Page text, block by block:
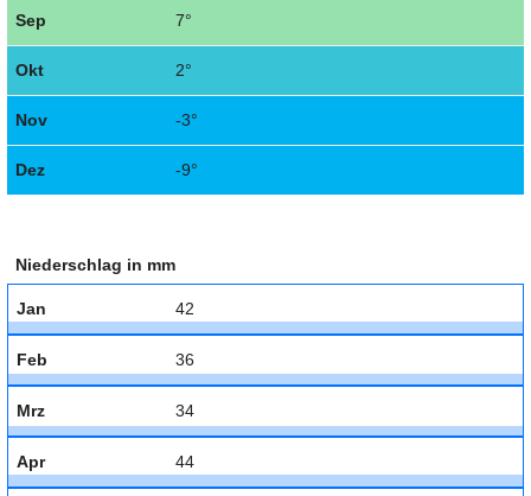
Sep 7°
Okt 2°
Nov -3°
Dez -9°
Niederschlag in mm
Jan 42
Feb 36
Mrz 34
Apr 44